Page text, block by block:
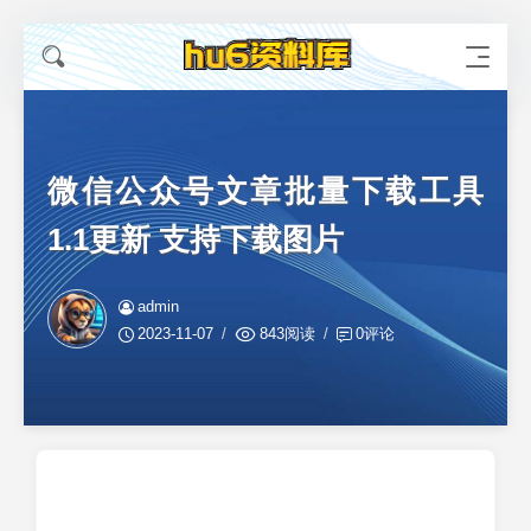
微信公众号文章批量下载工具
1.1更新 支持下载图片
admin
2023-11-07
843阅读 0评论